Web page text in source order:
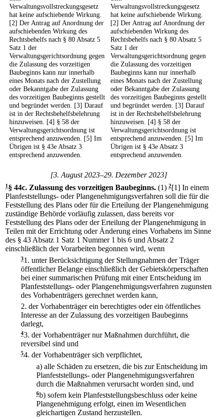
Verwaltungsvollstreckungsgesetz
hat keine aufschiebende Wirkung.
[2] Der Antrag auf Anordnung der
aufschiebenden Wirkung des
Rechtsbehelfs nach § 80 Absatz 5
Satz 1 der
Verwaltungsgerichtsordnung gegen
die Zulassung des vorzeitigen
Baubeginns kann nur innerhalb
eines Monats nach der Zustellung
oder Bekanntgabe der Zulassung
des vorzeitigen Baubeginns gestellt
und begründet werden. [3] Darauf
ist in der Rechtsbehelfsbelehrung
hinzuweisen. [4] § 58 der
Verwaltungsgerichtsordnung ist
entsprechend anzuwenden. [5] Im
Übrigen ist § 43e Absatz 3
entsprechend anzuwenden.
Verwaltungsvollstreckungsgesetz
hat keine aufschiebende Wirkung.
[2] Der Antrag auf Anordnung der
aufschiebenden Wirkung des
Rechtsbehelfs nach § 80 Absatz 5
Satz 1 der
Verwaltungsgerichtsordnung gegen
die Zulassung des vorzeitigen
Baubeginns kann nur innerhalb
eines Monats nach der Zustellung
oder Bekanntgabe der Zulassung
des vorzeitigen Baubeginns gestellt
und begründet werden. [3] Darauf
ist in der Rechtsbehelfsbelehrung
hinzuweisen. [4] § 58 der
Verwaltungsgerichtsordnung ist
entsprechend anzuwenden. [5] Im
Übrigen ist § 43e Absatz 3
entsprechend anzuwenden.
[3. August 2023–29. Dezember 2023]
1§ 44c. Zulassung des vorzeitigen Baubeginns. (1) 2[1] In einem
Planfeststellungs- oder Plangenehmigungsverfahren soll die für die
Feststellung des Plans oder für die Erteilung der Plangenehmigung
zuständige Behörde vorläufig zulassen, dass bereits vor
Feststellung des Plans oder der Erteilung der Plangenehmigung in
Teilen mit der Errichtung oder Änderung eines Vorhabens im Sinne
des § 43 Absatz 1 Satz 1 Nummer 1 bis 6 und Absatz 2
einschließlich der Vorarbeiten begonnen wird, wenn
31. unter Berücksichtigung der Stellungnahmen der Träger
öffentlicher Belange einschließlich der Gebietskörperschaften
bei einer summarischen Prüfung mit einer Entscheidung im
Planfeststellungs- oder Plangenehmigungsverfahren zugunsten
des Vorhabenträgers gerechnet werden kann,
2. der Vorhabenträger ein berechtigtes oder ein öffentliches
Interesse an der Zulassung des vorzeitigen Baubeginns
darlegt,
43. der Vorhabenträger nur Maßnahmen durchführt, die
reversibel sind und
54. der Vorhabenträger sich verpflichtet,
a) alle Schäden zu ersetzen, die bis zur Entscheidung im
Planfeststellungs- oder Plangenehmigungsverfahren
durch die Maßnahmen verursacht worden sind, und
6b) sofern kein Planfeststellungsbeschluss oder keine
Plangenehmigung erfolgt, einen im Wesentlichen
gleichartigen Zustand herzustellen.